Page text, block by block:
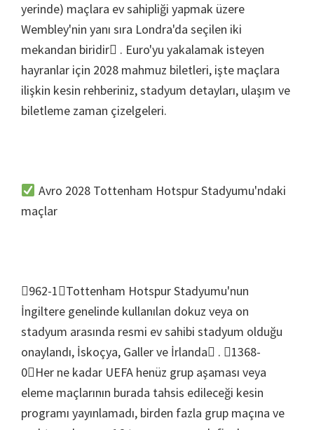
yerinde) maçlara ev sahipliği yapmak üzere
Wembley'nin yanı sıra Londra'da seçilen iki
mekandan biridir . Euro'yu yakalamak isteyen
hayranlar için 2028 mahmuz biletleri, işte maçlara
ilişkin kesin rehberiniz, stadyum detayları, ulaşım ve
biletleme zaman çizelgeleri.
Avro 2028 Tottenham Hotspur Stadyumu'ndaki
maçlar
962-1Tottenham Hotspur Stadyumu'nun
İngiltere genelinde kullanılan dokuz veya on
stadyum arasında resmi ev sahibi stadyum olduğu
onaylandı, İskoçya, Galler ve İrlanda . 1368-
0Her ne kadar UEFA henüz grup aşaması veya
eleme maçlarının burada tahsis edileceği kesin
programı yayınlamadı, birden fazla grup maçına ve